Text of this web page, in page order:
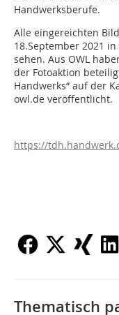
Handwerksberufe.
Alle eingereichten
18.September 2021
sehen. Aus OWL
der Fotoaktion
Handwerks“ auf der
owl.de
https://
Thematisch